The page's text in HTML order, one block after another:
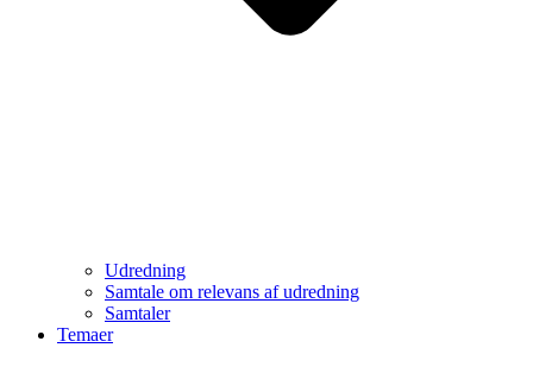
Udredning
Samtale om relevans af udredning
Samtaler
Temaer